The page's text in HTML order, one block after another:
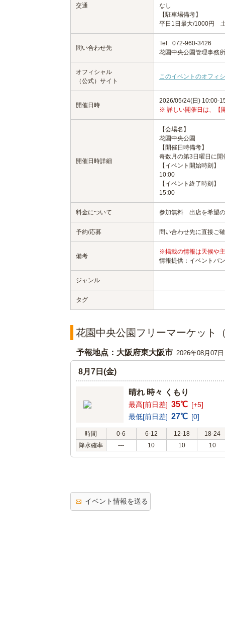
交通
なし
【駐車場備考】
平日1日最大/1000円
問い合わせ先
Tel: 072-960-3426
花園中央公園管理事務所
オフィシャル
（公式）サイト
このイベントのオフィ
開催日時
2026/05/24(日) 10:00-
※ 詳しい開催日は、【
開催日時詳細
【会場名】
花園中央公園
【開催日時備考】
奇数月の第3日曜日に開
【イベント開始時刻】
10:00
【イベント終了時刻】
15:00
料金について 参加無料 出店を希望
予約/応募 問い合わせ先に直接ご
備考
※掲載の情報は天候や
情報提供：イベントバ
ジャンル
タグ
花園中央公園フリーマーケット
予報地点：大阪府東大阪市 2026年08月07
8月7日(金)
晴れ 時々 くもり
最高[前日差] 35℃ [+5]
最低[前日差] 27℃ [0]
時間 0-6 6-12 12-18
18-24
降水確率
--- 10 10 10
イベント情報を送る